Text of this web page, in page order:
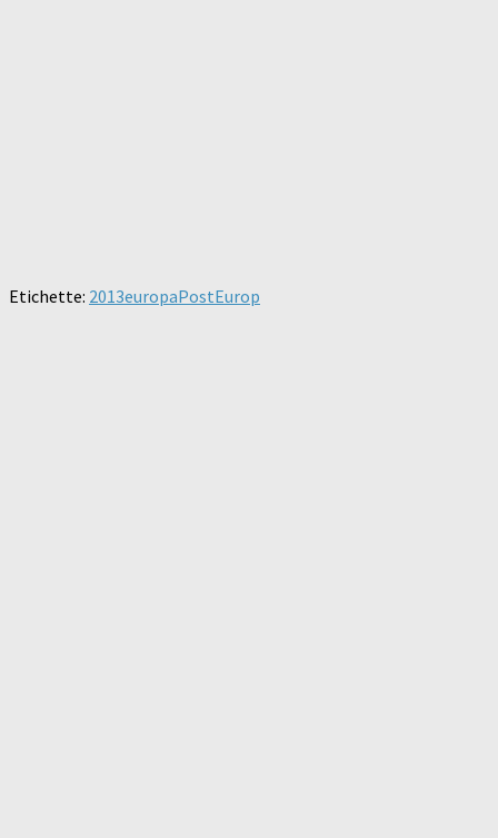
Etichette: 2013europaPostEurop